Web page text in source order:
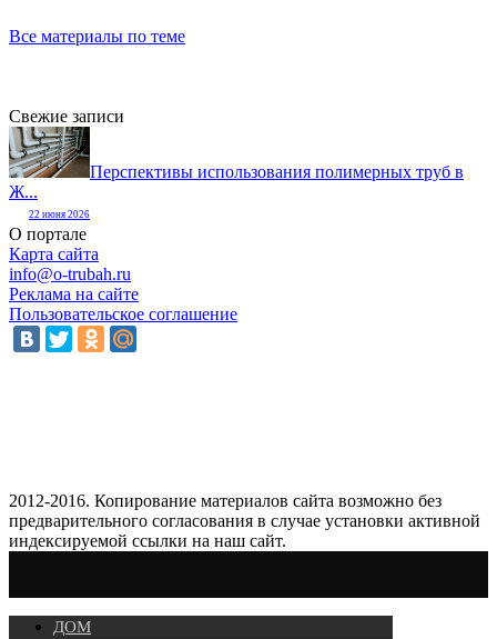
Все материалы по теме
Свежие записи
Перспективы использования полимерных труб в
Ж...
22 июня 2026
О портале
Карта сайта
info@o-trubah.ru
Реклама на сайте
Пользовательское соглашение
2012-2016. Копирование материалов сайта возможно без
предварительного согласования в случае установки активной
индексируемой ссылки на наш сайт.
ДОМ